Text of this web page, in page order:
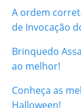
A ordem
de Invocação
Brinquedo
ao melhor!
Conheça as
Halloween!